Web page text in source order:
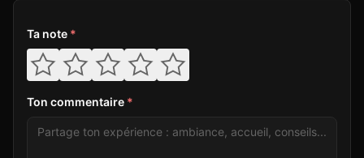
Ta note *
Ton commentaire *